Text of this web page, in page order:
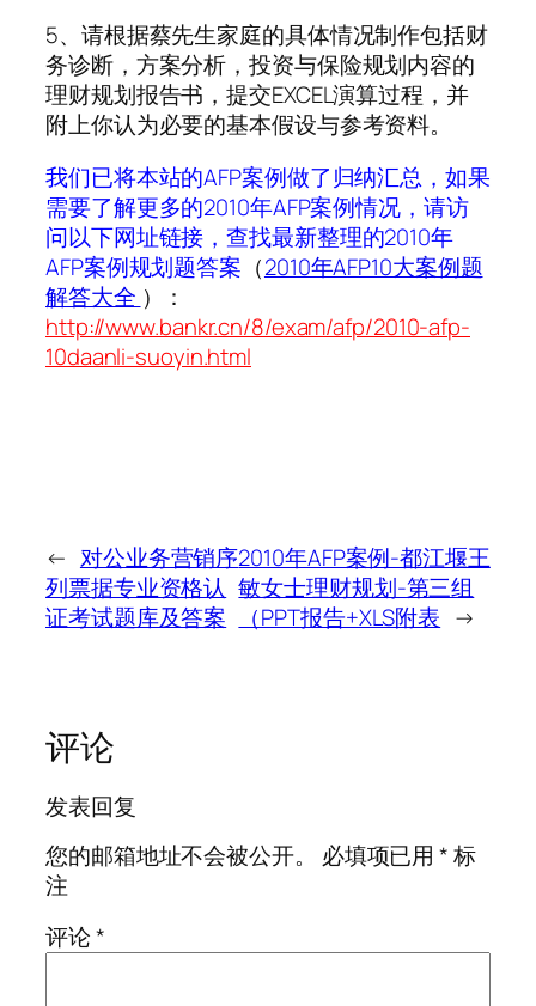
5、请根据蔡先生家庭的具体情况制作包括财
务诊断，方案分析，投资与保险规划内容的
理财规划报告书，提交EXCEL演算过程，并
附上你认为必要的基本假设与参考资料。
我们已将本站的AFP案例做了归纳汇总，如果
需要了解更多的2010年AFP案例情况，请访
问以下网址链接，查找最新整理的2010年
AFP案例规划题答案 （2010年AFP10大案例题
解答大全 ）：
http://www.bankr.cn/8/exam/afp/2010-afp-
10daanli-suoyin.html
← 对公业务营销序
列票据专业资格认
证考试题库及答案
2010年AFP案例-都江堰王
敏女士理财规划-第三组
（PPT报告+XLS附表 →
评论
发表回复
您的邮箱地址不会被公开。
必填项已用*标
注
评论*